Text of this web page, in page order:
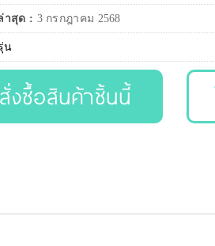
าสุด : 3 กรกฎาคม 2568
น
สั่งซื้อสินค้าชิ้นนี้